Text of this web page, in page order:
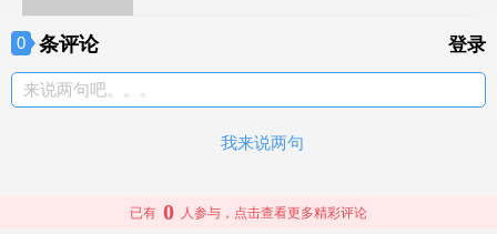
0 条评论 登录
来说两句吧。。。
我来说两句
已有 0 人参与，点击查看更多精彩评论